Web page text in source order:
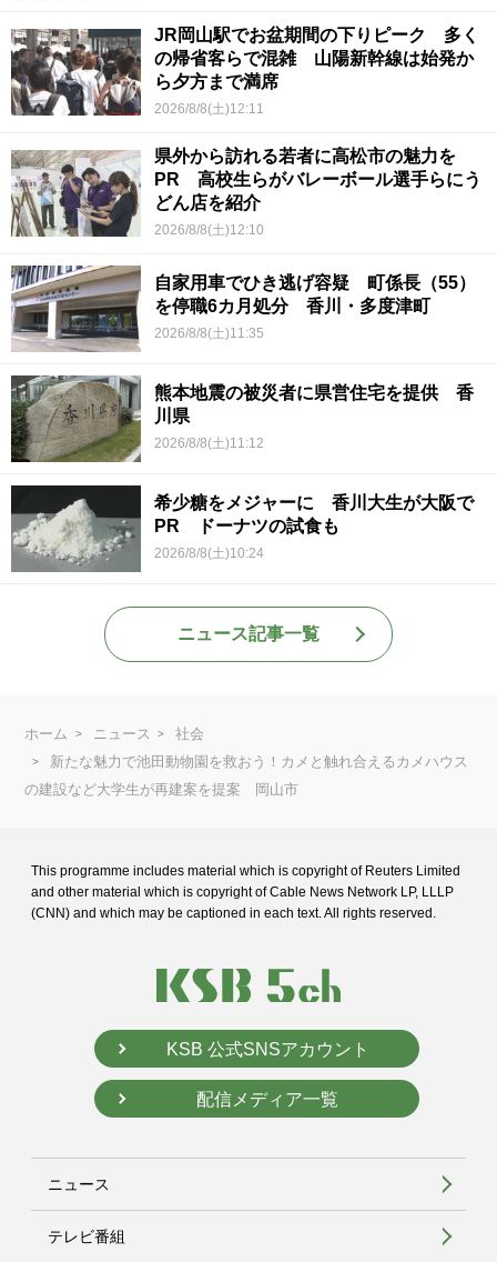
JR岡山駅でお盆期間の下りピーク 多く
の帰省客らで混雑 山陽新幹線は始発か
ら夕方まで満席
2026/8/8(土)12:11
県外から訪れる若者に高松市の魅力を
PR 高校生らがバレーボール選手らにう
どん店を紹介
2026/8/8(土)12:10
自家用車でひき逃げ容疑 町係長（55）
を停職6カ月処分 香川・多度津町
2026/8/8(土)11:35
熊本地震の被災者に県営住宅を提供 香
川県
2026/8/8(土)11:12
希少糖をメジャーに 香川大生が大阪で
PR ドーナツの試食も
2026/8/8(土)10:24
ニュース記事一覧
ホーム ニュース
社会
新たな魅力で池田動物園を救おう！カメと触れ合えるカメハウス
の建設など大学生が再建案を提案 岡山市
This programme includes material which is copyright of Reuters Limited
and other material which is copyright of Cable News Network LP, LLLP
(CNN) and which may be captioned in each text. All rights reserved.
KSB 公式SNSアカウント
配信メディア一覧
ニュース
テレビ番組